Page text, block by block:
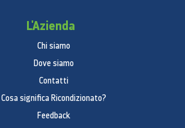
L'Azienda
Chi siamo
Dove siamo
Contatti
Cosa significa Ricondizionato?
Feedback